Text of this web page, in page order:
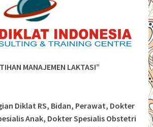
MANAJEMEN LAKTASI”
Diklat RS, Bidan, Perawat, Dokter
Anak, Dokter Spesialis Obstetri